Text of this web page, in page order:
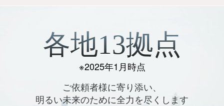
各地13拠点
※2025年1月時点
ご依頼者様に寄り添い、
明るい未来のために全力を尽くします